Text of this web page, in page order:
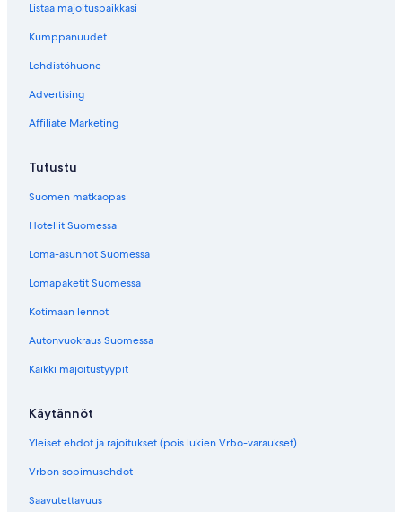
Listaa majoituspaikkasi
Kumppanuudet
Lehdistöhuone
Advertising
Affiliate Marketing
Tutustu
Suomen matkaopas
Hotellit Suomessa
Loma-asunnot Suomessa
Lomapaketit Suomessa
Kotimaan lennot
Autonvuokraus Suomessa
Kaikki majoitustyypit
Käytännöt
Yleiset ehdot ja rajoitukset (pois lukien Vrbo-varaukset)
Vrbon sopimusehdot
Saavutettavuus